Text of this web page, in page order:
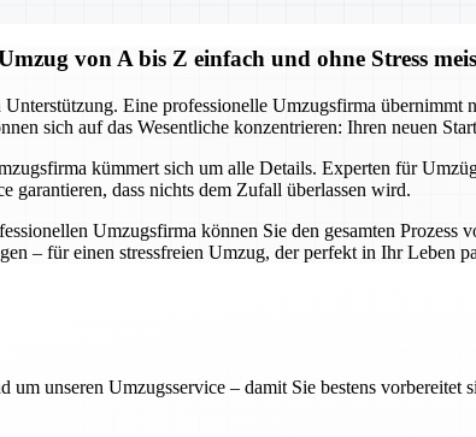
von A bis Z einfach und ohne Stress
Eine professionelle Umzugsfirma
sich auf das Wesentliche konzentrieren: Ihren neuen
kümmert sich um alle Details. Experten für
garantieren, dass nichts dem Zufall überlassen wird.
Umzugsfirma können Sie den gesamten
– für einen stressfreien Umzug, der perfekt in Ihr Leben
unseren Umzugsservice – damit Sie bestens vorbereitet